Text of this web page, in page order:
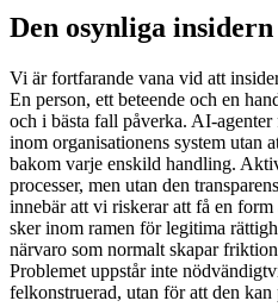
Den osynliga insidern
Vi är fortfarande vana vid att
En person, ett beteende och en
och i bästa fall påverka. AI-
inom organisationens system utan
bakom varje enskild handling.
processer, men utan den
innebär att vi riskerar att få en
sker inom ramen för legitima
närvaro som normalt skapar
Problemet uppstår inte
felkonstruerad, utan för att den